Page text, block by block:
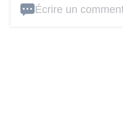
Écrire un